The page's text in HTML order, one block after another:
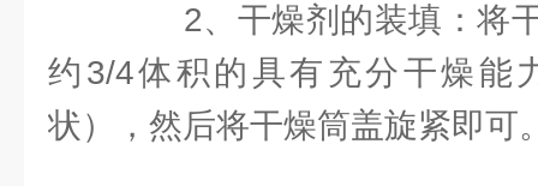
2、干燥剂的装填：将干
约3/4体积的具有充分干燥能
状），然后将干燥筒盖旋紧即可